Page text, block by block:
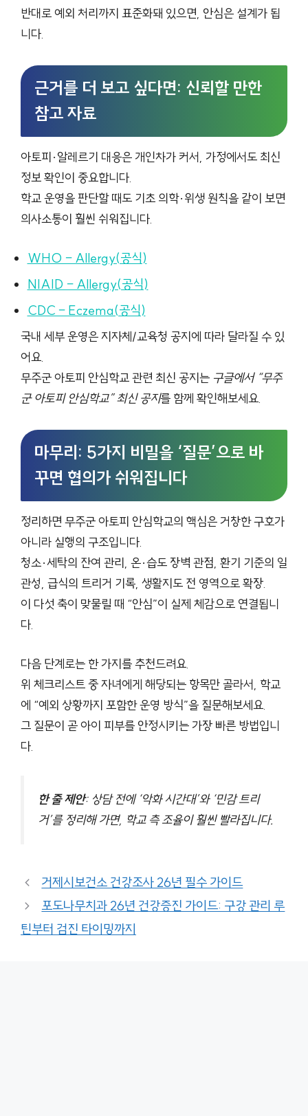
반대로 예외 처리까지 표준화돼 있으면, 안심은 설계가 됩
니다.
근거를 더 보고 싶다면: 신뢰할 만한
참고 자료
아토피·알레르기 대응은 개인차가 커서, 가정에서도 최신
정보 확인이 중요합니다.
학교 운영을 판단할 때도 기초 의학·위생 원칙을 같이 보면
의사소통이 훨씬 쉬워집니다.
WHO – Allergy(공식)
NIAID – Allergy(공식)
CDC – Eczema(공식)
국내 세부 운영은 지자체/교육청 공지에 따라 달라질 수 있
어요.
무주군 아토피 안심학교 관련 최신 공지는 구글에서 “무주
군 아토피 안심학교” 최신 공지를 함께 확인해보세요.
마무리: 5가지 비밀을 ‘질문’으로 바
꾸면 협의가 쉬워집니다
정리하면 무주군 아토피 안심학교의 핵심은 거창한 구호가
아니라 실행의 구조입니다.
청소·세탁의 잔여 관리, 온·습도 장벽 관점, 환기 기준의 일
관성, 급식의 트리거 기록, 생활지도 전 영역으로 확장.
이 다섯 축이 맞물릴 때 “안심”이 실제 체감으로 연결됩니
다.
다음 단계로는 한 가지를 추천드려요.
위 체크리스트 중 자녀에게 해당되는 항목만 골라서, 학교
에 “예외 상황까지 포함한 운영 방식”을 질문해보세요.
그 질문이 곧 아이 피부를 안정시키는 가장 빠른 방법입니
다.
한 줄 제안: 상담 전에 ‘악화 시간대’와 ‘민감 트리
거’를 정리해 가면, 학교 측 조율이 훨씬 빨라집니다.
거제시보건소 건강조사 26년 필수 가이드
포도나무치과 26년 건강증진 가이드: 구강 관리 루
틴부터 검진 타이밍까지